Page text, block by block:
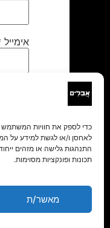
לאחסן ו/או לגשת למידע על
התנהגות גלישה או מזהים
תכונות ופונקציות מסוימות.
מאשר/ת
אימייל